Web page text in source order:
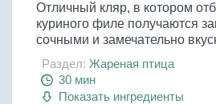
Отличный кляр, в котором
куриного филе получаются
сочными и замечательно
Раздел: Жареная птица
30 мин
Показать ингредиенты